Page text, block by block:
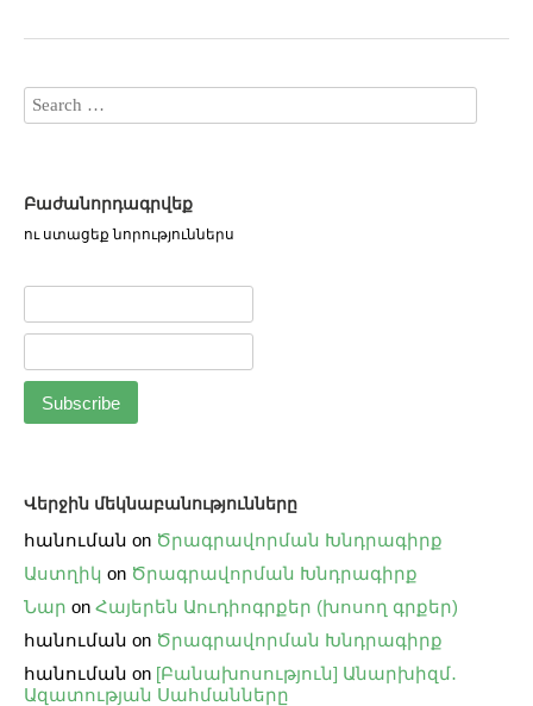
Բաժանորդագրվեք
ու ստացեք նորություններս
Վերջին մեկնաբանությունները
հանուման on Ծրագրավորման Խնդրագիրք
Աստղիկ on Ծրագրավորման Խնդրագիրք
Նար on Հայերեն Աուդիոգրքեր (խոսող գրքեր)
հանուման on Ծրագրավորման Խնդրագիրք
հանուման on [Բանախոսություն] Անարխիզմ․
Ազատության Սահմանները